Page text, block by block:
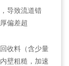
导致流道错
偏差超
收料（含少量
壁粗糙，加速